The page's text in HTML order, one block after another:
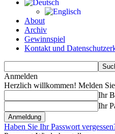
About
Archiv
Gewinnspiel
Kontakt und
Anmelden
Herzlich willkommen! Melden
Ihr
Ihr
Haben Sie Ihr Passwort